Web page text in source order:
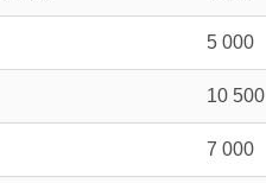
5 000
10 500
7 000